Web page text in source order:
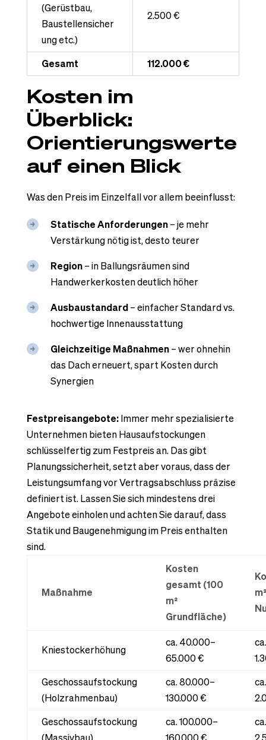
(Gerüstbau,
Baustellensicher
ung etc.)
2.500 €
Gesamt 112.000 €
Kosten im
Überblick:
Orientierungswerte
auf einen Blick
Was den Preis im Einzelfall vor allem beeinflusst:
Statische Anforderungen– je mehr
Verstärkung nötig ist, desto teurer
Region– in Ballungsräumen sind
Handwerkerkosten deutlich höher
Ausbaustandard– einfacher Standard vs.
hochwertige Innenausstattung
Gleichzeitige Maßnahmen– wer ohnehin
das Dach erneuert, spart Kosten durch
Synergien
Festpreisangebote:Immer mehr spezialisierte
Unternehmen bieten Hausaufstockungen
schlüsselfertig zum Festpreis an. Das gibt
Planungssicherheit, setzt aber voraus, dass der
Leistungsumfang vor Vertragsabschluss präzise
definiert ist. Lassen Sie sich mindestens drei
Angebote einholen und achten Sie darauf, dass
Statik und Baugenehmigung im Preis enthalten
sind.
Maßnahme
Kosten
gesamt (100
m²
Grundfläche)
m²
Kniestockerhöhung
ca. 40.000–
65.000 €
Geschossaufstockung
(Holzrahmenbau)
ca. 80.000–
130.000 €
Geschossaufstockung
ca. 100.000–